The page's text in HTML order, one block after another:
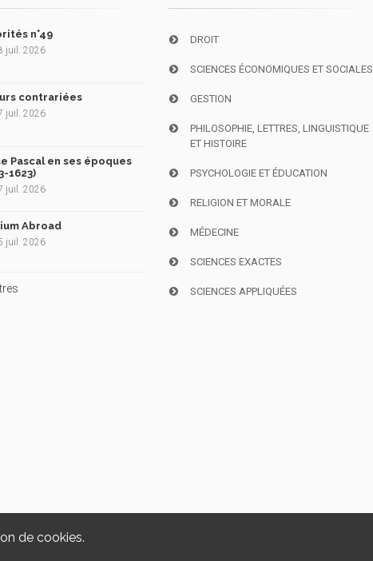
de cookies.
n°49
juil. 2026
contrariées
juil. 2026
Pascal en ses époques
1623)
juil. 2026
Abroad
juil. 2026
DROIT
SCIENCES ÉCONOMIQUES ET SOCIALES
GESTION
PHILOSOPHIE, LETTRES, LINGUISTIQUE
ET HISTOIRE
PSYCHOLOGIE ET ÉDUCATION
RELIGION ET MORALE
MÉDECINE
SCIENCES EXACTES
SCIENCES APPLIQUÉES